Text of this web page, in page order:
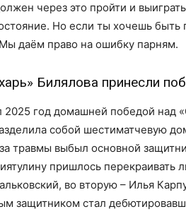
через это пройти и
Но если ты хочешь
даём право на ошибку парням.
Билялова принесли
2025 год домашней победой над
собой шестиматчевую
травмы выбыл основной
пришлось
во вторую – Илья
защитником стал